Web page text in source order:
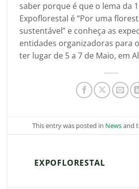
saber porque é que o lema da
Expoflorestal é “Por uma
sustentável” e conheça as
entidades organizadoras para
ter lugar de 5 a 7 de Maio, em
This entry was posted in Newsand
EXPOFLORESTAL